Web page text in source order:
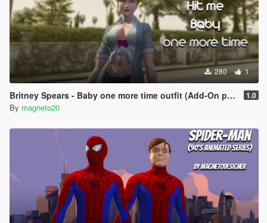
280 1
Britney Spears - Baby one more time outfit (Add-On ped) 1.0
By magneto20